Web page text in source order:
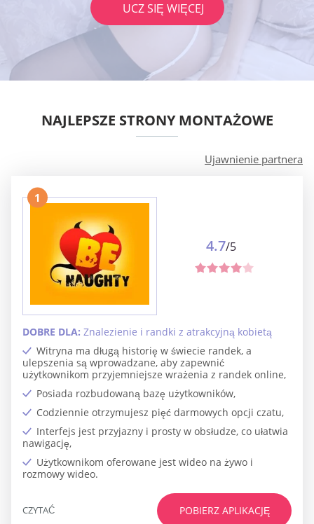
UCZ SIĘ WIĘCEJ
NAJLEPSZE STRONY MONTAŻOWE
Ujawnienie partnera
1
Witryna ma długą historię w świecie randek, a
ulepszenia są wprowadzane, aby zapewnić
użytkownikom przyjemniejsze wrażenia z randek online,
Posiada rozbudowaną bazę użytkowników,
Codziennie otrzymujesz pięć darmowych opcji czatu,
Interfejs jest przyjazny i prosty w obsłudze, co ułatwia
nawigację,
Użytkownikom oferowane jest wideo na żywo i
rozmowy wideo.
DOBRE DLA: Znalezienie i randki z atrakcyjną kobietą
4.7/5
POBIERZ APLIKACJĘ
CZYTAĆ